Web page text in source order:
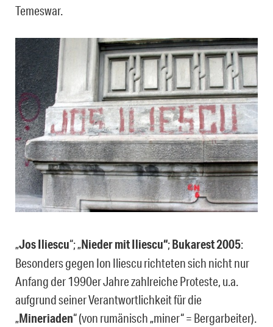
Temeswar.
„Jos Iliescu“; „Nieder mit Iliescu“;Bukarest 2005:
Besonders gegen Ion Iliescu richteten sich nicht nur
Anfang der 1990er Jahre zahlreiche Proteste, u.a.
aufgrund seiner Verantwortlichkeit für die
„Mineriaden“ (von rumänisch „miner“ = Bergarbeiter).